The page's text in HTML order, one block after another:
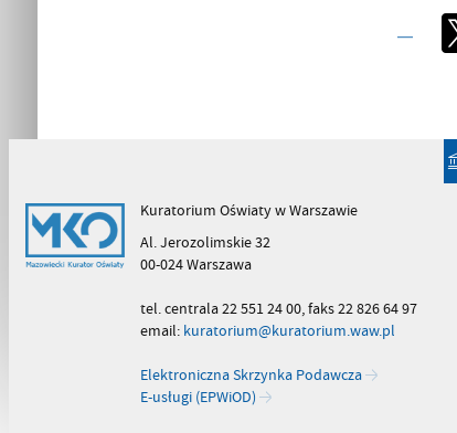
Kuratorium Oświaty w Warszawie
Al. Jerozolimskie 32
00-024 Warszawa
tel. centrala 22 551 24 00, faks 22 826 64 97
email: kuratorium@kuratorium.waw.pl
Elektroniczna Skrzynka Podawcza
E-usługi (EPWiOD)